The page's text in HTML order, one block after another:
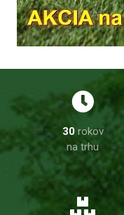
30rokov
na trhu